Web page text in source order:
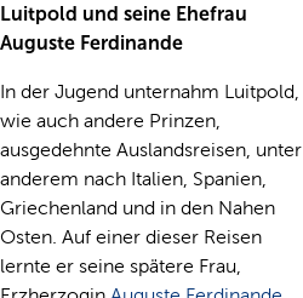
Luitpold und seine Ehefrau
Auguste Ferdinande
In der Jugend unternahm Luitpold,
wie auch andere Prinzen,
ausgedehnte Auslandsreisen, unter
anderem nach Italien, Spanien,
Griechenland und in den Nahen
Osten. Auf einer dieser Reisen
lernte er seine spätere Frau,